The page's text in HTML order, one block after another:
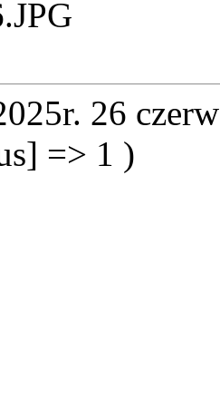
26
=> 1 )